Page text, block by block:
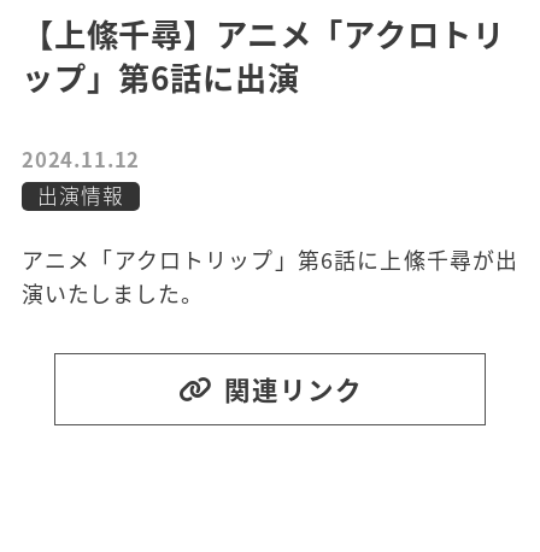
【上絛千尋】アニメ「アクロトリ
ップ」第6話に出演
2024.11.12
出演情報
アニメ「アクロトリップ」第6話に上絛千尋が出
演いたしました。
関連リンク